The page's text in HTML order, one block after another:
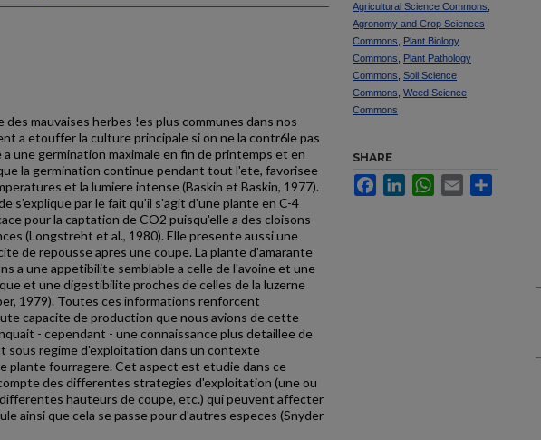
des mauvaises herbes !es plus communes dans nos
a etouffer la culture principale si on ne la contr6le pas
une germination maximale en fin de printemps et en
la ger­mination continue pendant tout l'ete, favorisee
et la lumiere intense (Baskin et Baskin, 1977).
s'explique par le fait qu'il s'agit d'une plante en C-4
pour la captation de CO2 puis­qu'elle a des cloisons
(Longstreht et al., 1980). Elle presente aussi une
de repousse apres une coupe. La plante d'amarante
a une appetibilite semblable a celle de l'avoine et une
et une digestibilite proches de celles de la luzerne
1979). Toutes ces informations renforcent
capacite de production que nous avions de cette
- cependant - une connaissance plus detaillee de
sous regime d'exploitation dans un contexte
plante fourragere. Cet aspect est etudie dans ce
des differentes strategies d'ex­ploitation (une ou
hauteurs de coupe, etc.) qui peuvent affecter
ainsi que cela se passe pour d'autres especes (Snyder
Agricultural Science Commons
Agronomy and Crop Sciences
Commons
Plant Biology
Commons
Plant Pathology
Commons Soil Science
Commons Weed Science
Commons
SHARE
FacebookLinkedInWhatsApp
Email